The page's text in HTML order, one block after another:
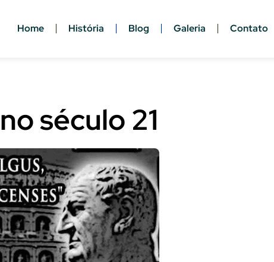
Home História Blog Galeria Contato
século 21